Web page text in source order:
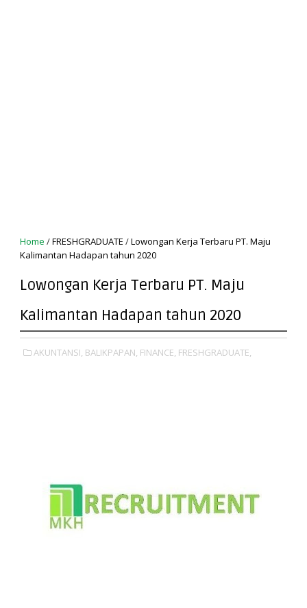
Home /FRESHGRADUATE /Lowongan Kerja Terbaru PT. Maju
Kalimantan Hadapan tahun 2020
Lowongan Kerja Terbaru PT. Maju
Kalimantan Hadapan tahun 2020
AKUNTANSI, BALIKPAPAN, FINANCE, FRESHGRADUATE,